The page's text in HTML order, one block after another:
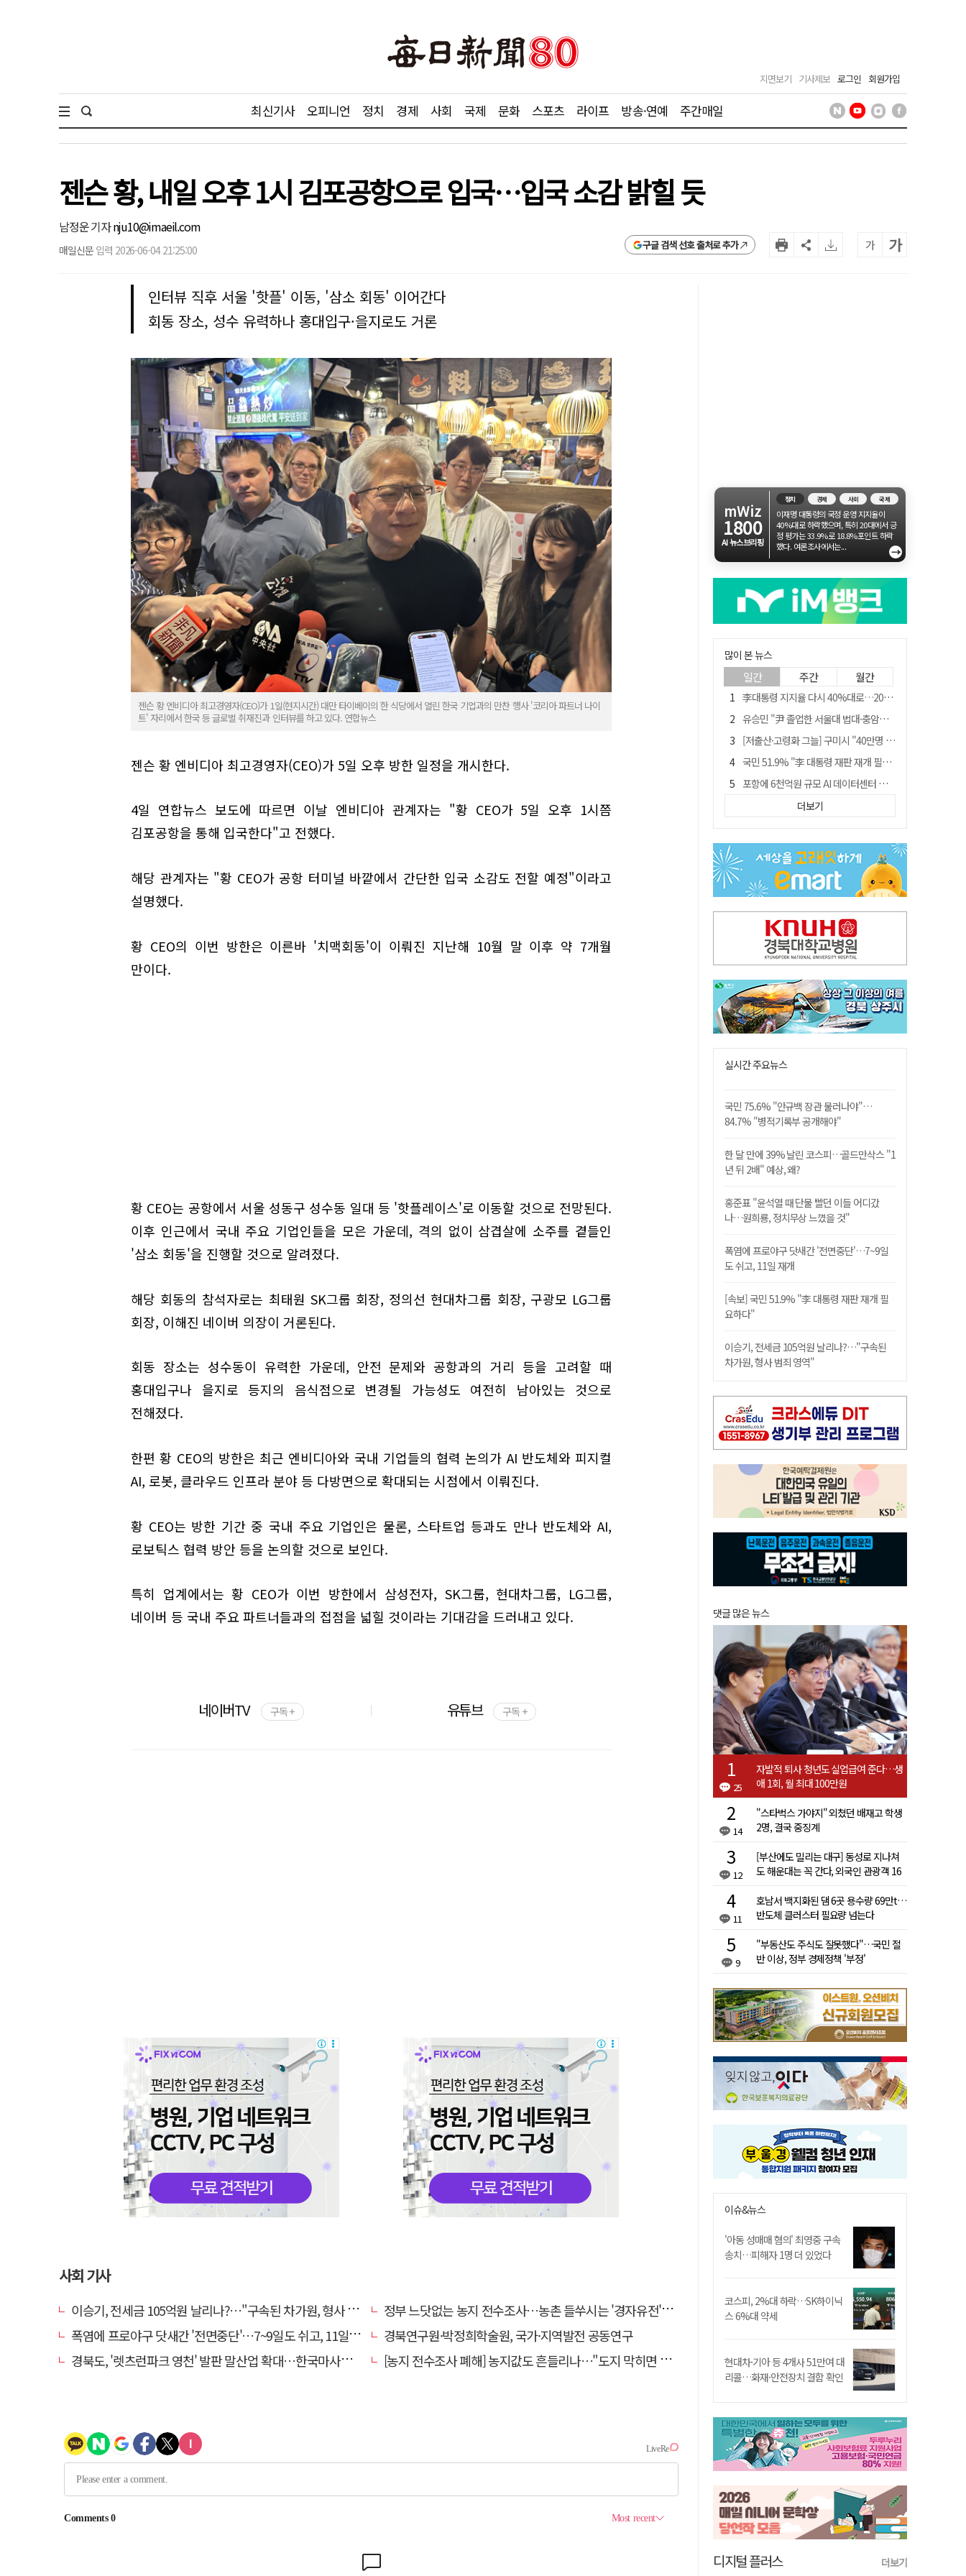
지면보기 기사제보 로그인 회원가입
최신기사 오피니언 정치 경제 사회 국제 문화 스포츠 라이프 방송·연예 주간매일
젠슨 황, 내일 오후 1시 김포공항으로 입국…입국 소감 밝힐 듯
남정운 기자nju10@imaeil.com
매일신문 입력 2026-06-04 21:25:00 구글 검색 선호 출처로 추가 가 가
인터뷰 직후 서울 '핫플' 이동, '삼소 회동' 이어간다
회동 장소, 성수 유력하나 홍대입구·을지로도 거론
젠슨 황 엔비디아 최고경영자(CEO)가 1일(현지시간) 대만 타이베이의 한 식당에서 열린 한국 기업과의 만찬 행사 '코리아 파트너 나이
트' 자리에서 한국 등 글로벌 취재진과 인터뷰를 하고 있다. 연합뉴스
젠슨 황 엔비디아 최고경영자(CEO)가 5일 오후 방한 일정을 개시한다.
4일 연합뉴스 보도에 따르면 이날 엔비디아 관계자는 "황 CEO가 5일 오후 1시쯤
김포공항을 통해 입국한다"고 전했다.
해당 관계자는 "황 CEO가 공항 터미널 바깥에서 간단한 입국 소감도 전할 예정"이라고
설명했다.
황 CEO의 이번 방한은 이른바 '치맥회동'이 이뤄진 지난해 10월 말 이후 약 7개월
만이다.
황 CEO는 공항에서 서울 성동구 성수동 일대 등 '핫플레이스'로 이동할 것으로 전망된다.
이후 인근에서 국내 주요 기업인들을 모은 가운데, 격의 없이 삼겹살에 소주를 곁들인
'삼소 회동'을 진행할 것으로 알려졌다.
해당 회동의 참석자로는 최태원 SK그룹 회장, 정의선 현대차그룹 회장, 구광모 LG그룹
회장, 이해진 네이버 의장이 거론된다.
회동 장소는 성수동이 유력한 가운데, 안전 문제와 공항과의 거리 등을 고려할 때
홍대입구나 을지로 등지의 음식점으로 변경될 가능성도 여전히 남아있는 것으로
전해졌다.
한편 황 CEO의 방한은 최근 엔비디아와 국내 기업들의 협력 논의가 AI 반도체와 피지컬
AI, 로봇, 클라우드 인프라 분야 등 다방면으로 확대되는 시점에서 이뤄진다.
황 CEO는 방한 기간 중 국내 주요 기업인은 물론, 스타트업 등과도 만나 반도체와 AI,
로보틱스 협력 방안 등을 논의할 것으로 보인다.
특히 업계에서는 황 CEO가 이번 방한에서 삼성전자, SK그룹, 현대차그룹, LG그룹,
네이버 등 국내 주요 파트너들과의 접점을 넓힐 것이라는 기대감을 드러내고 있다.
네이버TV 구독 + 유튜브 구독 +
사회 기사
이승기, 전세금 105억원 날리나?…"구속된 차가원, 형사 범죄 영역"
정부 느닷없는 농지 전수조사…농촌 들쑤시는 '경자유전'의 칼날
폭염에 프로야구 닷새간 '전면중단'…7~9일도 쉬고, 11일 재개
경북연구원·박정희학술원, 국가·지역발전 공동연구
경북도, '렛츠런파크 영천' 발판 말산업 확대…한국마사회 유치도 총력
[농지 전수조사 폐해] 농지값도 흔들리나…"도지 막히면 헐값 매물 나올 수도"
mWiz
1800
AI 뉴스브리핑
정치 경제 사회 국제
이재명 대통령의 국정 운영 지지율이
40%대로 하락했으며, 특히 20대에서 긍
정 평가는 33.9%로 18.8%포인트 하락
했다. 여론조사에서는...
→
많이 본 뉴스
일간 주간 월간
李대통령 지지율 다시 40%대로…20대는 18.8%p 급락
유승민 "尹 졸업한 서울대 법대·충암고도 없애야"…李 육사 통합 직격
[저출산·고령화 그늘] 구미시 "40만명 사수" 고령군 "3만명대 회복"
국민 51.9% "李 대통령 재판 재개 필요하다"
포항에 6천억원 규모 AI 데이터센터 들어선다
월 매출 9천만원에도 문 닫는 영양 젖소농장… "일할 사람이 없어"
경찰, 홍명보 선임 의혹 수사…대한축구협회 전격 압수수색
"김용민, 흑백논리로 세상 보는 듯" 검찰 내부서 지탄
'솔리다임 IPO 추진설' SK하이닉스, 주가 9% 급락
더보기
실시간 주요뉴스
국민 75.6% "안규백 장관 물러나야"…
84.7% "병적기록부 공개해야"
한 달 만에 39% 날린 코스피…골드만삭스 "1
년 뒤 2배" 예상, 왜?
홍준표 "윤석열 때 단물 빨던 이들 어디갔
나…원희룡, 정치무상 느꼈을 것"
폭염에 프로야구 닷새간 '전면중단'…7~9일
도 쉬고, 11일 재개
[속보] 국민 51.9% "李 대통령 재판 재개 필
요하다"
이승기, 전세금 105억원 날리나?…"구속된
차가원, 형사 범죄 영역"
댓글 많은 뉴스
25
자발적 퇴사 청년도 실업급여 준다…생
애 1회, 월 최대 100만원
14
"스타벅스 가야지" 외쳤던 배재고 학생
2명, 결국 중징계
12
[부산에도 밀리는 대구] 동성로 지나쳐
도 해운대는 꼭 간다, 외국인 관광객 16
11
호남서 백지화된 댐 6곳 용수량 69만t…
반도체 클러스터 필요량 넘는다
9
"부동산도 주식도 잘못했다"…국민 절
반 이상, 정부 경제정책 '부정'
이슈&뉴스
'아동 성매매 혐의' 최영중 구속
송치…피해자 1명 더 있었다
코스피, 2%대 하락…SK하이닉
스 6%대 약세
현대차·기아 등 4개사 51만여 대
리콜…화재·안전장치 결함 확인
디지털 플러스 더보기